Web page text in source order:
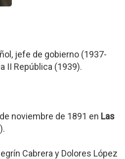
jefe de gobierno (1937-
II República (1939).
noviembre de 1891 en Las
).
Cabrera y Dolores López